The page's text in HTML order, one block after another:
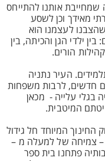
אותנו להתייחס
מאידך וכן לשסע
לעצמנו הוא
ילדי הגן והכיתה, בין
הורים.
העיר נתניה
חדשים, לרבות משפחות
בגלי עלייה - מכאן
המיטבית.
החינוך המיוחד חל גידול
– צמיחה של למעלה מ –
פתחנו בית ספר